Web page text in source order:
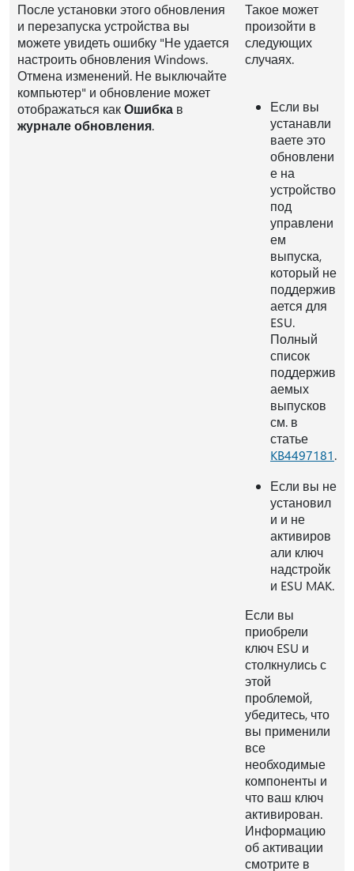
После установки этого обновления
и перезапуска устройства вы
можете увидеть ошибку "Не удается
настроить обновления Windows.
Отмена изменений. Не выключайте
компьютер" и обновление может
отображаться какОшибка в
журнале обновления.
Такое может
произойти в
следующих
случаях.
Если вы
устанавли
ваете это
обновлени
е на
устройство
под
управлени
ем
выпуска,
который не
поддержив
ается для
ESU.
Полный
список
поддержив
аемых
выпусков
см. в
статье
KB4497181.
Если вы не
установил
и и не
активиров
али ключ
надстройк
и ESU MAK.
Если вы
приобрели
ключ ESU и
столкнулись с
этой
проблемой,
убедитесь, что
вы применили
все
необходимые
компоненты и
что ваш ключ
активирован.
Информацию
об активации
смотрите в